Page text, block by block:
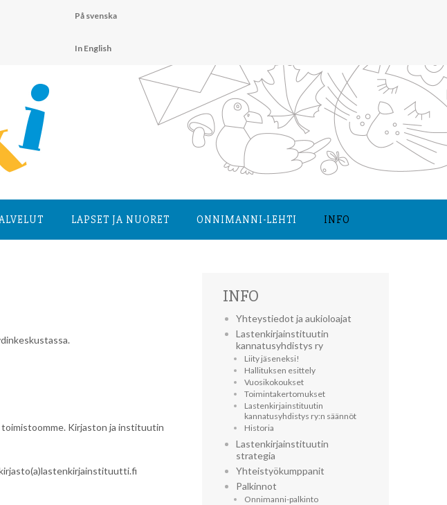
På svenska
In English
LAPSET JA NUORET ONNIMANNI-LEHTI INFO
Kirjaston ja instituutin
INFO
Yhteystiedot ja aukioloajat
Lastenkirjainstituutin
kannatusyhdistys ry
Liity jäseneksi!
Hallituksen esittely
Vuosikokoukset
Toimintakertomukset
Lastenkirjainstituutin
kannatusyhdistys ry:n säännöt
Historia
Lastenkirjainstituutin
strategia
Yhteistyökumppanit
Palkinnot
Onnimanni-palkinto